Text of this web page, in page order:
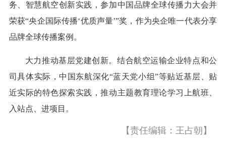
务、智慧航空创新实践，参加中国品牌全球传播力大会并
荣获“央企国际传播‘优质声量’”奖，作为央企唯一代表分享
品牌全球传播案例。
大力推动基层党建创新。结合航空运输企业特点和公
司具体实际，中国东航深化“蓝天党小组”等贴近基层、贴
近实际的特色探索实践，推动主题教育理论学习上航班、
入站点、进项目。
【责任编辑：王占朝】